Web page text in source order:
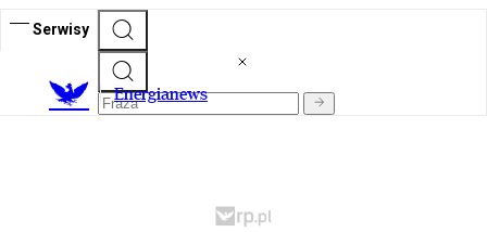
Serwisy
Energianews